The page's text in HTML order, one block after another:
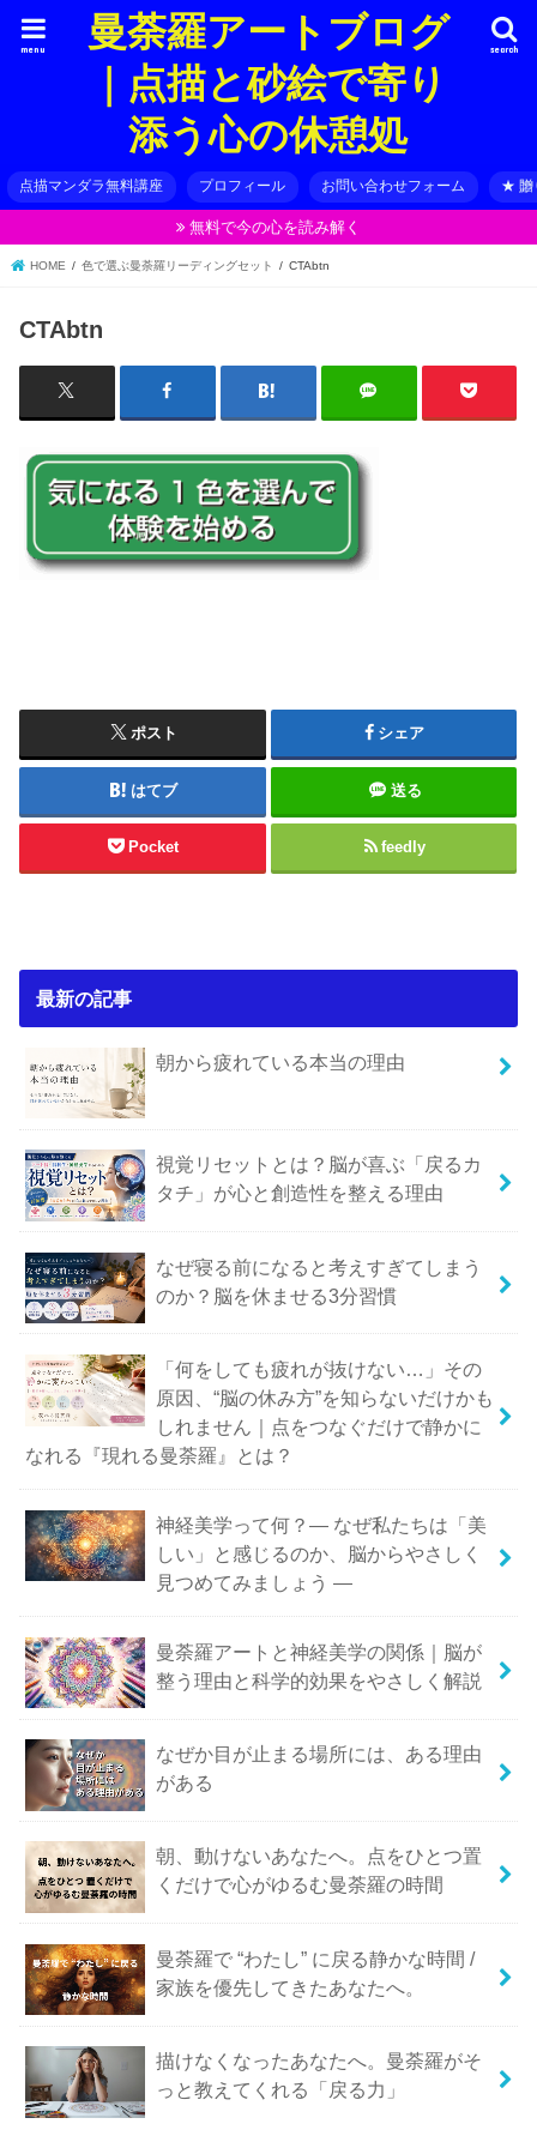
曼荼羅アートブログ
｜点描と砂絵で寄り
添う心の休憩処
search
menu
点描マンダラ無料講座 プロフィール お問い合わせフォーム ★ 贈
無料で今の心を読み解く
HOME 色で選ぶ曼荼羅リーディングセット CTAbtn
CTAbtn
ポスト シェア
はてブ 送る
Pocket feedly
最新の記事
朝から疲れている本当の理由
視覚リセットとは？脳が喜ぶ「戻るカ
タチ」が心と創造性を整える理由
なぜ寝る前になると考えすぎてしまう
のか？脳を休ませる3分習慣
「何をしても疲れが抜けない…」その
原因、“脳の休み方”を知らないだけかも
しれません｜点をつなぐだけで静かに
なれる『現れる曼荼羅』とは？
神経美学って何？― なぜ私たちは「美
しい」と感じるのか、脳からやさしく
見つめてみましょう ―
曼荼羅アートと神経美学の関係｜脳が
整う理由と科学的効果をやさしく解説
なぜか目が止まる場所には、ある理由
がある
朝、動けないあなたへ。点をひとつ置
くだけで心がゆるむ曼荼羅の時間
曼荼羅で “わたし” に戻る静かな時間 /
家族を優先してきたあなたへ。
描けなくなったあなたへ。曼荼羅がそ
っと教えてくれる「戻る力」